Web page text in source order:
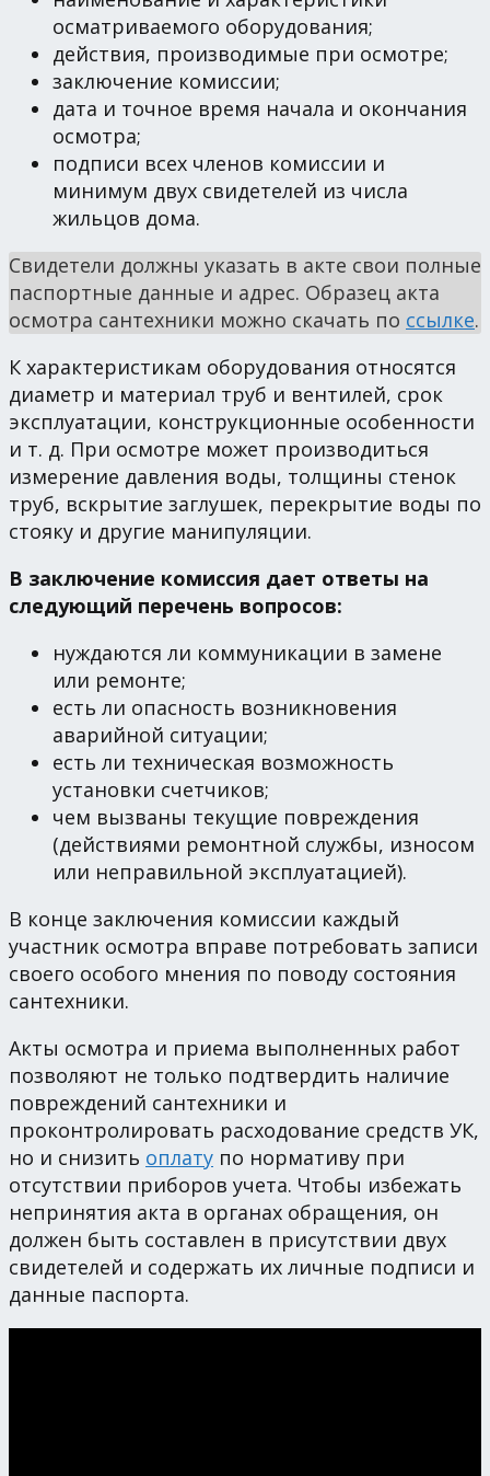
осматриваемого оборудования;
действия, производимые при осмотре;
заключение комиссии;
дата и точное время начала и окончания
осмотра;
подписи всех членов комиссии и
минимум двух свидетелей из числа
жильцов дома.
Свидетели должны указать в акте свои полные
паспортные данные и адрес. Образец акта
осмотра сантехники можно скачать по ссылке.
К характеристикам оборудования относятся
диаметр и материал труб и вентилей, срок
эксплуатации, конструкционные особенности
и т. д. При осмотре может производиться
измерение давления воды, толщины стенок
труб, вскрытие заглушек, перекрытие воды по
стояку и другие манипуляции.
В заключение комиссия дает ответы на
следующий перечень вопросов:
нуждаются ли коммуникации в замене
или ремонте;
есть ли опасность возникновения
аварийной ситуации;
есть ли техническая возможность
установки счетчиков;
чем вызваны текущие повреждения
(действиями ремонтной службы, износом
или неправильной эксплуатацией).
В конце заключения комиссии каждый
участник осмотра вправе потребовать записи
своего особого мнения по поводу состояния
сантехники.
Акты осмотра и приема выполненных работ
позволяют не только подтвердить наличие
повреждений сантехники и
проконтролировать расходование средств УК,
но и снизить оплату по нормативу при
отсутствии приборов учета. Чтобы избежать
непринятия акта в органах обращения, он
должен быть составлен в присутствии двух
свидетелей и содержать их личные подписи и
данные паспорта.